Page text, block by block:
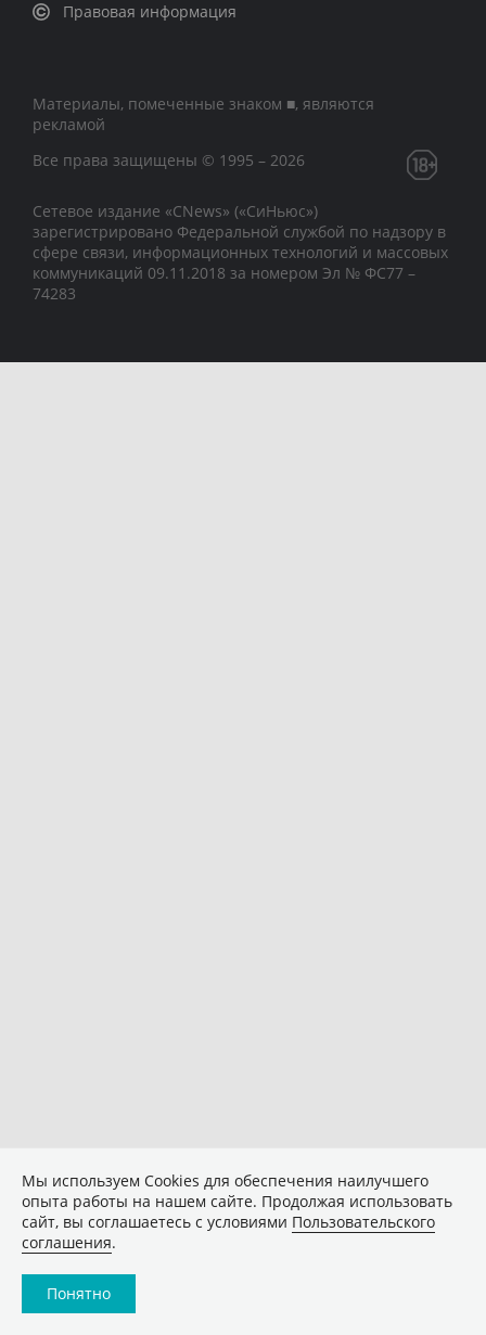
Правовая информация
Материалы, помеченные знаком ■, являются
рекламой
Все права защищены © 1995 – 2026
Сетевое издание «CNews» («СиНьюс»)
зарегистрировано Федеральной службой по надзору в
сфере связи, информационных технологий и массовых
коммуникаций 09.11.2018 за номером Эл № ФС77 –
74283
Мы используем Сookies для обеспечения наилучшего
опыта работы на нашем сайте. Продолжая использовать
сайт, вы соглашаетесь с условиями Пользовательского
соглашения.
Понятно